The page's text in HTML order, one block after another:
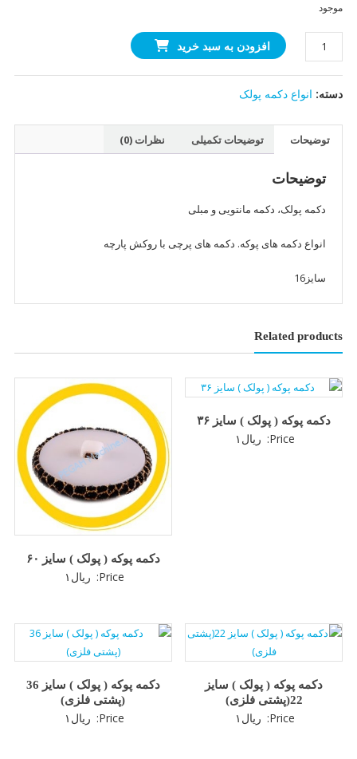
موجود
دکمه
پوکه
(
پولک
16(پشتی
افزودن به سبد خرید
دسته: انواع دکمه پولک
توضیحات توضیحات تکمیلی نظرات (0)
توضیحات
دکمه پولک، دکمه مانتویی و مبلی
انواع دکمه های پوکه. دکمه های پرچی با روکش پارچه
سایز16
Related products
دکمه پوکه ( پولک ) سایز ۳۶
Price: ریال ۱
دکمه پوکه ( پولک ) سایز ۶۰
Price: ریال ۱
دکمه پوکه ( پولک ) سایز
22(پشتی فلزی)
Price: ریال ۱
دکمه پوکه ( پولک ) سایز 36
(پشتی فلزی)
Price: ریال ۱